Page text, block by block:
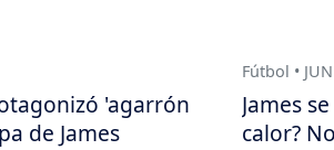
'agarrón
de James
Fútbol •
James
calor?